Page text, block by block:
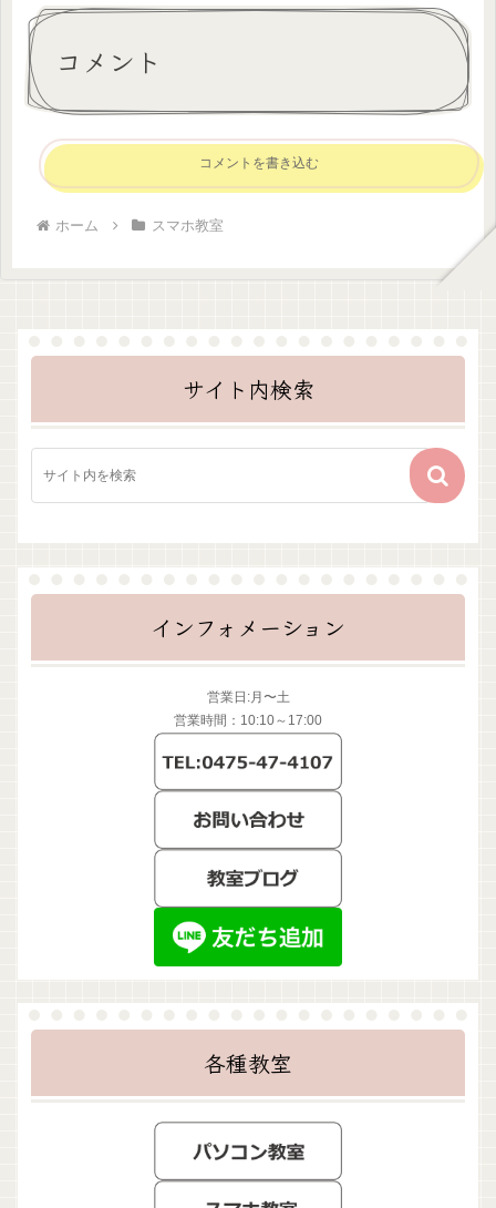
コメント
コメントを書き込む
ホーム スマホ教室
サイト内検索
インフォメーション
営業日:月〜土
営業時間：10:10～17:00
各種教室